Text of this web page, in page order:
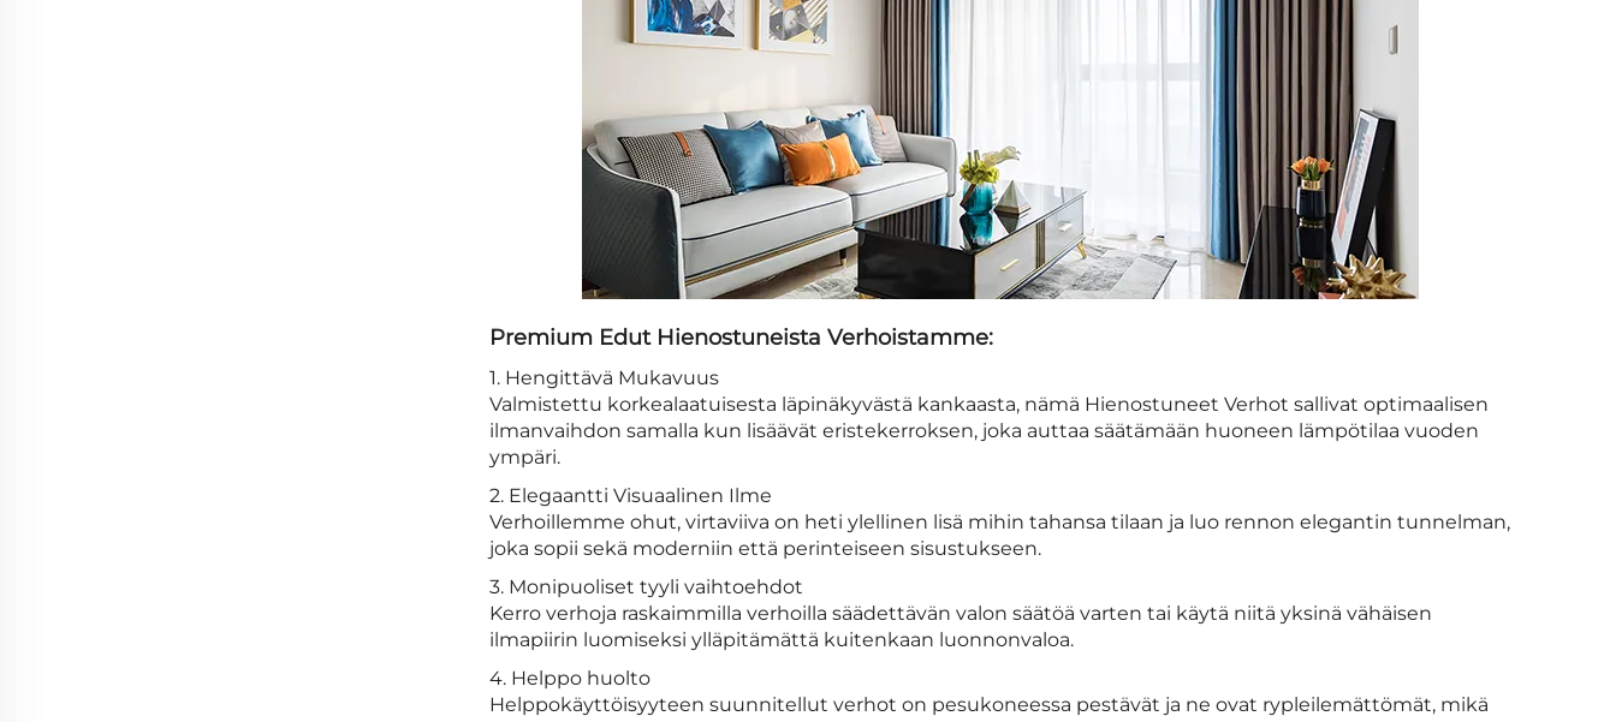
Premium Edut Hienostuneista Verhoistamme:
1. Hengittävä Mukavuus
Valmistettu korkealaatuisesta läpinäkyvästä kankaasta, nämä Hienostuneet Verhot sallivat optimaalisen
ilmanvaihdon samalla kun lisäävät eristekerroksen, joka auttaa säätämään huoneen lämpötilaa vuoden
ympäri.
2. Elegaantti Visuaalinen Ilme
Verhoillemme ohut, virtaviiva on heti ylellinen lisä mihin tahansa tilaan ja luo rennon elegantin tunnelman,
joka sopii sekä moderniin että perinteiseen sisustukseen.
3. Monipuoliset tyyli vaihtoehdot
Kerro verhoja raskaimmilla verhoilla säädettävän valon säätöä varten tai käytä niitä yksinä vähäisen
ilmapiirin luomiseksi ylläpitämättä kuitenkaan luonnonvaloa.
4. Helppo huolto
Helppokäyttöisyyteen suunnitellut verhot on pesukoneessa pestävät ja ne ovat rypleilemättömät, mikä